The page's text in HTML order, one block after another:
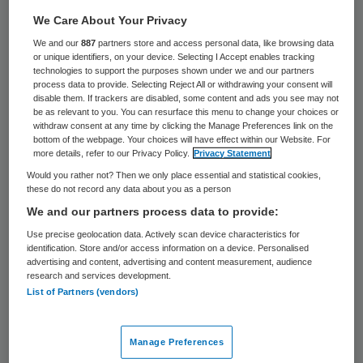
De Mexicaanse griep heet sinds dinsdag 12
mei Nieuwe Influenza A (H1N1). Nederland
was het enige land dat nog de term
Mexicaanse griep hanteerde, volgens het
RIVM. Alle overige landen spreken al langer
van Nieuwe Influenza A (H1N1).
Wereldwijd 5728 besmettingen
H1N1 en 61 doden
Volgens cijfers van de
woensdag is de Mexicaanse griep
We Care About Your Privacy
We and our887 partners store and access personal data, like browsing data
or unique identifiers, on your device. Selecting I Accept enables tracking
technologies to support the purposes shown under we and our partners
process data to provide. Selecting Reject All or withdrawing your consent will
disable them. If trackers are disabled, some content and ads you see may not
be as relevant to you. You can resurface this menu to change your choices or
withdraw consent at any time by clicking the Manage Preferences link on the
bottom of the webpage. Your choices will have effect within our Website. For
more details, refer to our Privacy Policy.
Privacy Statement
Would you rather not? Then we only place essential and statistical cookies,
these do not record any data about you as a person
We and our partners process data to provide:
Use precise geolocation data. Actively scan device characteristics for
identification. Store and/or access information on a device. Personalised
advertising and content, advertising and content measurement, audience
research and services development.
List of Partners (vendors)
Manage Preferences